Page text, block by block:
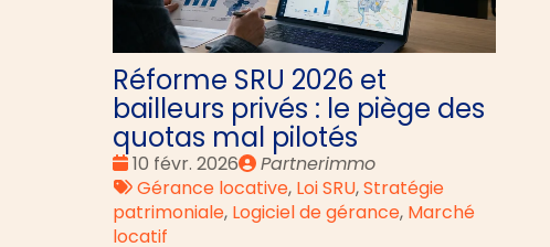
Réforme SRU 2026 et
bailleurs privés : le piège des
quotas mal pilotés
Date
:
10 févr. 2026
Publié
par
Partnerimmo
Tags
:
Gérance locative, Loi SRU,Stratégie
patrimoniale, Logiciel de gérance, Marché
locatif